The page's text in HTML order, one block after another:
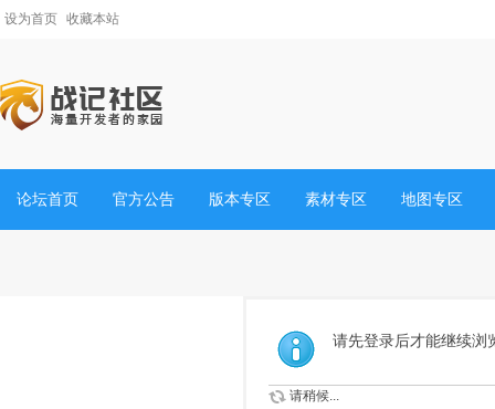
设为首页 收藏本站
论坛首页 官方公告 版本专区 素材专区 地图专区
请先登录后才能继续浏
请稍候...